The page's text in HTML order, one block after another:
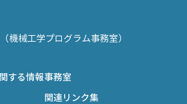
機械工学プログラム事務室）
する情報事務室
関連リンク集